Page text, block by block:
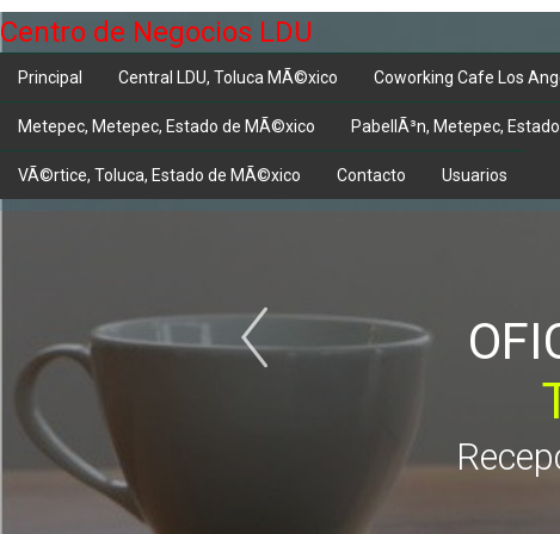
Centro de Negocios LDU
Principal Central LDU, Toluca MÃ©xico Coworking Cafe Los
Metepec, Metepec, Estado de MÃ©xico PabellÃ³n, Metepec,
VÃ©rtice, Toluca, Estado de MÃ©xico Contacto Usuarios